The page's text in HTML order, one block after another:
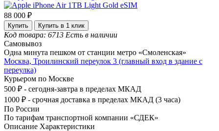
88 000 ₽
Купить Купить в 1 клик
Код товара: 6713 Есть в наличии
Самовывоз
Одна минута пешком от станции метро «Смоленская»
Москва, Троилинский переулок 3 (главный вход в здание с
переулка)
Курьером по Москве
500 ₽ - сегодня-завтра в пределах МКАД
1000 ₽ - срочная доставка в пределах МКАД (3 часа)
По России
По тарифам транспортной компании «СДЕК»
Описание Характеристики